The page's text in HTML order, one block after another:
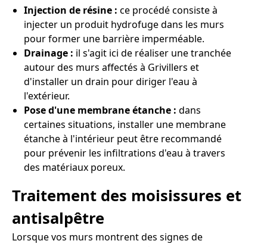
Injection de résine : ce procédé consiste à
injecter un produit hydrofuge dans les murs
pour former une barrière imperméable.
Drainage : il s'agit ici de réaliser une tranchée
autour des murs affectés à Grivillers et
d'installer un drain pour diriger l'eau à
l'extérieur.
Pose d'une membrane étanche : dans
certaines situations, installer une membrane
étanche à l'intérieur peut être recommandé
pour prévenir les infiltrations d'eau à travers
des matériaux poreux.
Traitement des moisissures et
antisalpêtre
Lorsque vos murs montrent des signes de